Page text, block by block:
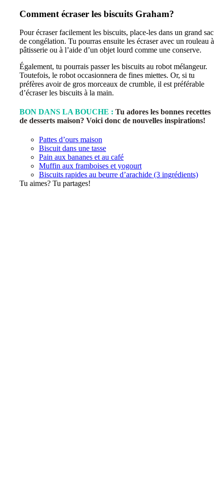
Comment écraser les biscuits Graham?
Pour écraser facilement les biscuits, place-les dans un grand sac
de congélation. Tu pourras ensuite les écraser avec un rouleau à
pâtisserie ou à l’aide d’un objet lourd comme une conserve.
Également, tu pourrais passer les biscuits au robot mélangeur.
Toutefois, le robot occasionnera de fines miettes. Or, si tu
préfères avoir de gros morceaux de crumble, il est préférable
d’écraser les biscuits à la main.
BON DANS LA BOUCHE : Tu adores les bonnes recettes
de desserts maison? Voici donc de nouvelles inspirations!
Pattes d’ours maison
Biscuit dans une tasse
Pain aux bananes et au café
Muffin aux framboises et yogourt
Biscuits rapides au beurre d’arachide (3 ingrédients)
Tu aimes? Tu partages!